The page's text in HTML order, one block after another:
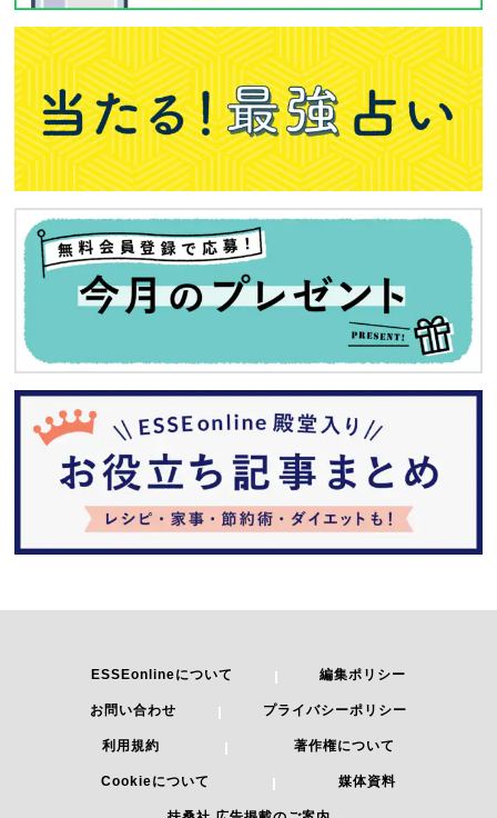
ESSEonlineについて 編集ポリシー
お問い合わせ プライバシーポリシー
利用規約 著作権について
Cookieについて 媒体資料